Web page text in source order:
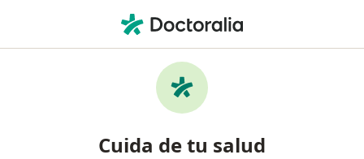
Cuida de tu salud
Búsquedas relacionadas
Enfermedades más tratadas